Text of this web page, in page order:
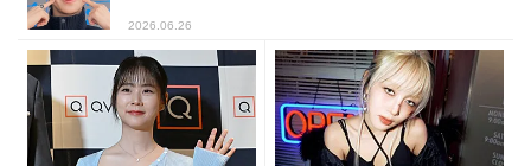
2026.06.26